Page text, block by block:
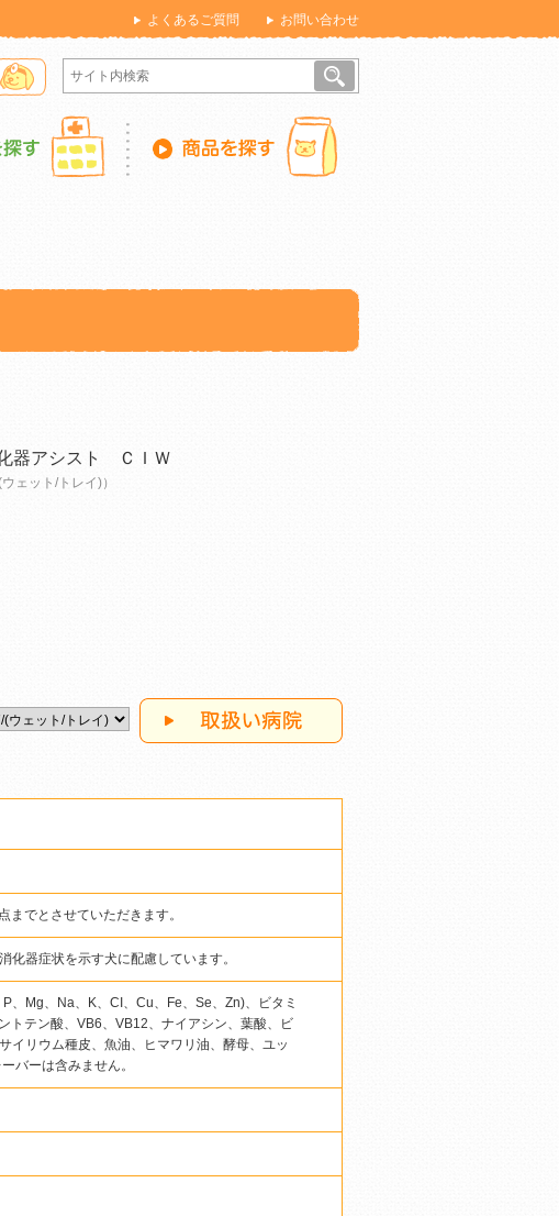
よくあるご質問 お問い合わせ
器アシスト ＣＩＷ
ェット/トレイ)）
でとさせていただきます。
化器症状を示す犬に配慮しています。
、Mg、Na、K、CI、Cu、Fe、Se、Zn)、ビタミ
トテン酸、VB6、VB12、ナイアシン、葉酸、ビ
イリウム種皮、魚油、ヒマワリ油、酵母、ユッ
バーは含みません。